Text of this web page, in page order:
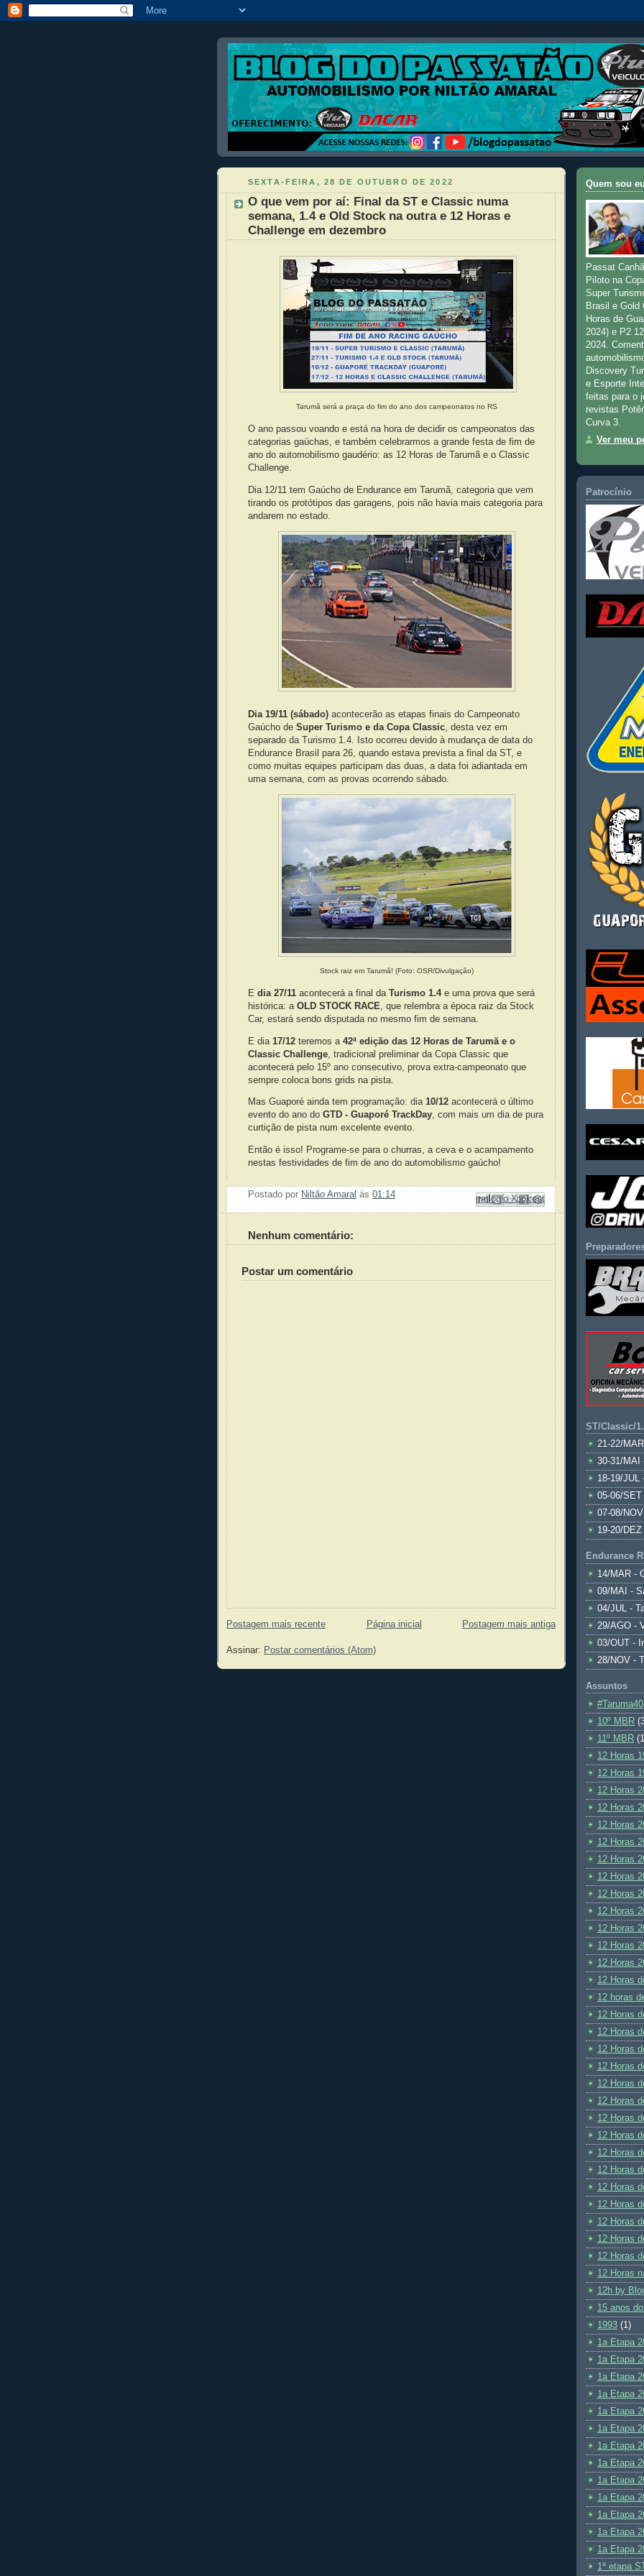
SEXTA-FEIRA, 28 DE OUTUBRO DE 2022
O que vem por aí: Final da ST e Classic numa
semana, 1.4 e Old Stock na outra e 12 Horas e
Challenge em dezembro
Tarumã será a praça do fim do ano dos campeonatos no RS
O ano passou voando e está na hora de decidir os campeonatos das
categorias gaúchas, e também celebrarmos a grande festa de fim de
ano do automobilismo gaudério: as 12 Horas de Tarumã e o Classic
Challenge.
Dia 12/11 tem Gaúcho de Endurance em Tarumã, categoria que vem
tirando os protótipos das garagens, pois não havia mais categoria para
andarem no estado.
Dia 19/11 (sábado) acontecerão as etapas finais do Campeonato
Gaúcho de Super Turismo e da Copa Classic, desta vez em
separado da Turismo 1.4. Isto ocorreu devido à mudança de data do
Endurance Brasil para 26, quando estava prevista a final da ST, e
como muitas equipes participam das duas, a data foi adiantada em
uma semana, com as provas ocorrendo sábado.
Stock raiz em Tarumã! (Foto: OSR/Divulgação)
E dia 27/11 acontecerá a final da Turismo 1.4e uma prova que será
histórica: a OLD STOCK RACE, que relembra a época raiz da Stock
Car, estará sendo disputada no mesmo fim de semana.
E dia 17/12 teremos a 42ª edição das 12 Horas de Tarumã e o
Classic Challenge , tradicional preliminar da Copa Classic que
acontecerá pelo 15º ano consecutivo, prova extra-campeonato que
sempre coloca bons grids na pista.
Mas Guaporé ainda tem programação: dia 10/12 acontecerá o último
evento do ano do GTD - Guaporé TrackDay, com mais um dia de pura
curtição de pista num excelente evento.
Então é isso! Programe-se para o churras, a ceva e o acampamento
nestas festividades de fim de ano do automobilismo gaúcho!
Postado por Niltão Amaral às 01:14 Enviar por e-mail
Postar no blog!
Compartilhar no X
Compartilhar no Facebook
Compartilhar com o Pinterest
Nenhum comentário:
Postar um comentário
Postagem mais recente Postagem mais antiga
Página inicial
Assinar: Postar comentários (Atom)
Quem sou
Passat
Piloto na
Super
Brasil e
Horas de
2024) e P2
2024.
Discovery
e Esporte
feitas para o
revistas
Curva 3.
Ver meu
Patrocínio
ST/Classic/
21-22/
30-31/MAI
18-19/JUL
05-06/
07-08/
19-20/
Endurance
14/MAR -
09/MAI -
04/JUL -
29/AGO -
03/OUT -
28/NOV -
Assuntos
#Taruma40
10º MBR
11º MBR
12 Horas
12 Horas
12 Horas
12 Horas
12 Horas
12 Horas
12 Horas
12 Horas
12 Horas
12 Horas
12 Horas
12 Horas
12 Horas
12 Horas
12 horas
12 Horas
12 Horas
12 Horas
12 Horas
12 Horas
12 Horas
12 Horas
12 Horas
12 Horas
12 Horas
12 Horas
12 Horas
12 Horas
12 Horas
12 Horas
12 Horas
12h by
15 anos
1993 (1)
1a Etapa
1a Etapa
1a Etapa
1a Etapa
1a Etapa
1a Etapa
1a Etapa
1a Etapa
1a Etapa
1a Etapa
1a Etapa
1a Etapa
1a Etapa
1ª etapa